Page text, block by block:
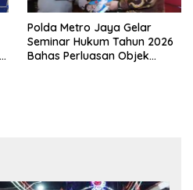
Polda Metro Jaya Gelar
Seminar Hukum Tahun 2026
Bahas Perluasan Objek